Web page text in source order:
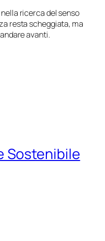
ricerca del senso
resta scheggiata, ma
avanti.
Sostenibile